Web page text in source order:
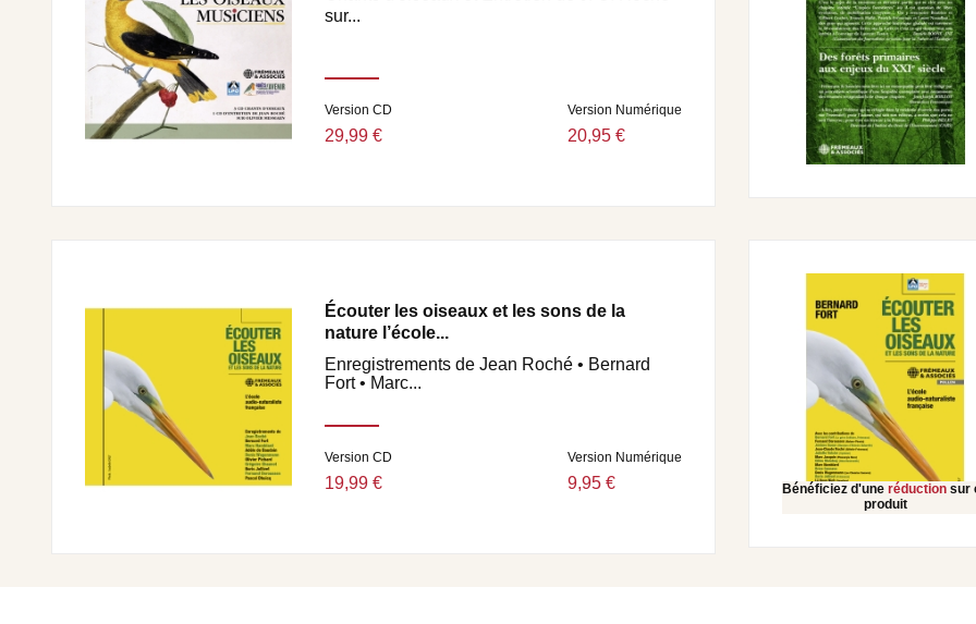
sur...
Version CD
29,99 €
Version Numérique
20,95 €
Écouter les oiseaux et les sons de la
nature l’école...
Enregistrements de Jean Roché • Bernard
Fort • Marc...
Version CD
19,99 €
Version Numérique
9,95 € Bénéficiez d'une réduction sur
produit